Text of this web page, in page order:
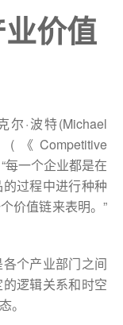
价值
·波特(Michael
Competitive
每一个企业都是在
过程中进行种种
价值链来表明。”
个产业部门之间
逻辑关系和时空
。